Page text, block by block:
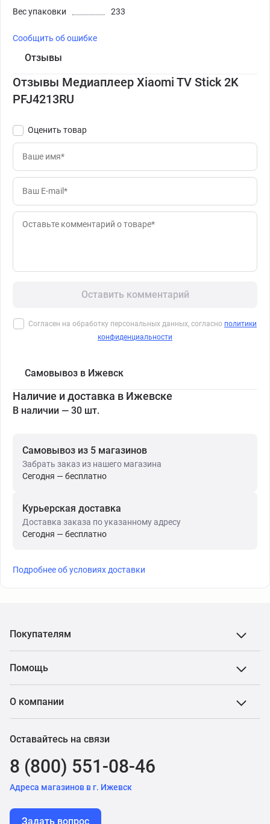
Вес упаковки
233
Сообщить об ошибке
Отзывы
Отзывы Медиаплеер Xiaomi TV Stick 2K
PFJ4213RU
Оценить товар
Оставить комментарий
Согласен на обработку персональных данных, согласно политики
конфиденциальности
Самовывоз в Ижевск
Наличие и доставка в Ижевске
В наличии — 30 шт.
Самовывоз из 5 магазинов
Забрать заказ из нашего магазина
Сегодня — бесплатно
Курьерская доставка
Доставка заказа по указанному адресу
Сегодня — бесплатно
Подробнее об условиях доставки
Покупателям
Помощь
О компании
Оставайтесь на связи
8 (800) 551-08-46
Адреса магазинов в г. Ижевск
Задать вопрос